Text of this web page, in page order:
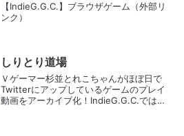
【IndieG.G.C.】ブラウザゲーム（外部リ
ンク）
しりとり道場
Ｖゲーマー杉並とれこちゃんがほぼ日で
Twitterにアップしているゲームのプレイ
動画をアーカイブ化！IndieG.G.C.では